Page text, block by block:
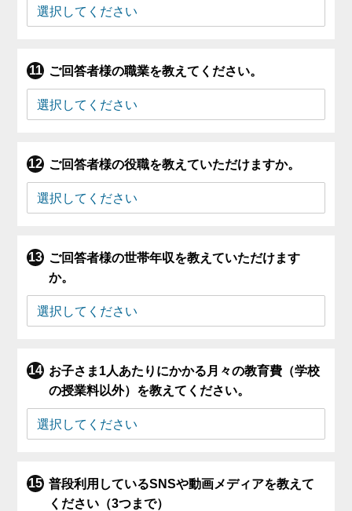
ご回答者様の職業を教えてください。
ご回答者様の役職を教えていただけますか。
ご回答者様の世帯年収を教えていただけます
か。
お子さま1人あたりにかかる月々の教育費（学校
の授業料以外）を教えてください。
普段利用しているSNSや動画メディアを教えて
ください（3つまで）